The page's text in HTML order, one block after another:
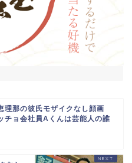
理那の彼氏モザイクなし顔画
チョ会社員Aくんは芸能人の誰